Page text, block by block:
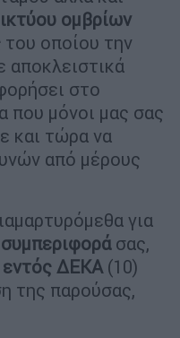
ομβρίων
του οποίου την
αποκλειστικά
στο
που μόνοι μας σας
και τώρα να
από μέρους
για
σας,
εντός ΔΕΚΑ (10)
της παρούσας,